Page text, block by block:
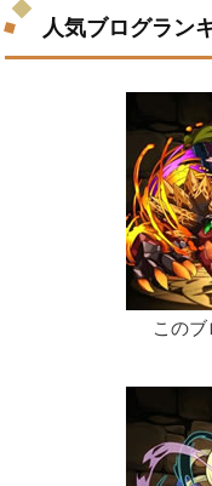
人気ブログラン
この